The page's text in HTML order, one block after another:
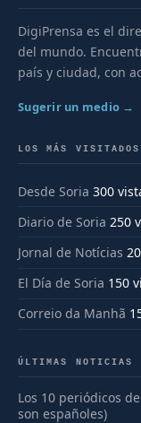
DigiPrensa es el
del mundo.
país y ciudad, con
Sugerir un medio →
LOS MÁS VISITADOS
Desde Soria 300
Diario de Soria 250
Jornal de Notícias
El Día de Soria 150
Correio da Manhã
ÚLTIMAS NOTICIAS
Los 10 periódicos
son españoles)